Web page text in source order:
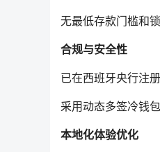
无最低存款门槛和
合规与安全性
已在西班牙央行注
采用动态多签冷钱
本地化体验优化